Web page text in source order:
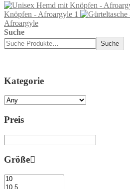
Knöpfen - Afroargyle 1
Afroargyle
Suche
Suche
Kategorie
Preis
Größe